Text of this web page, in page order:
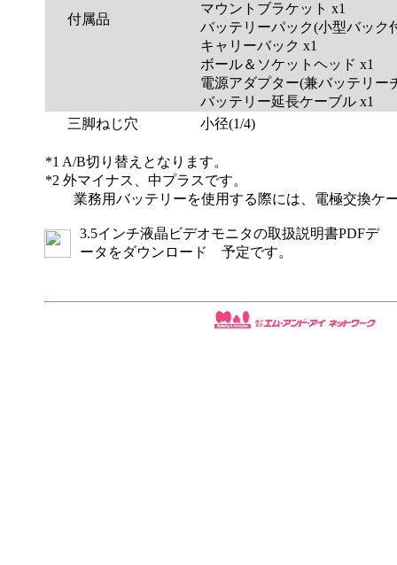
付属品
マウントブラケット x1
バッテリーパック(小型バック
キャリーバック x1
ボール＆ソケットヘッド x1
電源アダプター(兼バッテリー
バッテリー延長ケーブル x1
三脚ねじ穴
小径(1/4)
*1 A/B切り替えとなります。
*2 外マイナス、中プラスです。
業務用バッテリーを使用する際には、電極交換ケ
3.5インチ液晶ビデオモニタの取扱説明書PDFデ
ータをダウンロード 予定です。